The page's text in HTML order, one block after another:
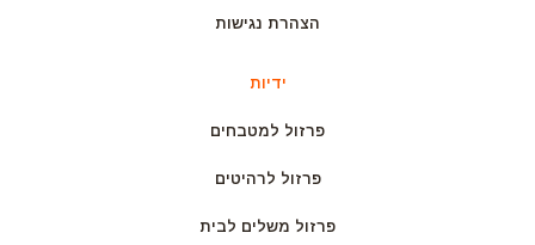
הצהרת נגישות
ידיות
פרזול למטבחים
פרזול לרהיטים
פרזול משלים לבית